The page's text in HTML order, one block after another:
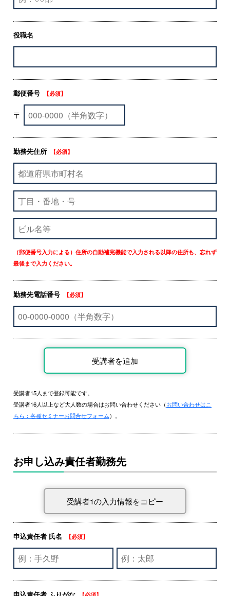
役職名
郵便番号 【必須】
〒
勤務先住所 【必須】
（郵便番号入力による）住所の自動補完機能で入力される以降の住所も、忘れず
最後まで入力ください。
勤務先電話番号 【必須】
受講者15人まで登録可能です。
受講者16人以上など大人数の場合はお問い合わせください（お問い合わせはこ
ちら：各種セミナーお問合せフォーム）。
お申し込み責任者勤務先
申込責任者 氏名 【必須】